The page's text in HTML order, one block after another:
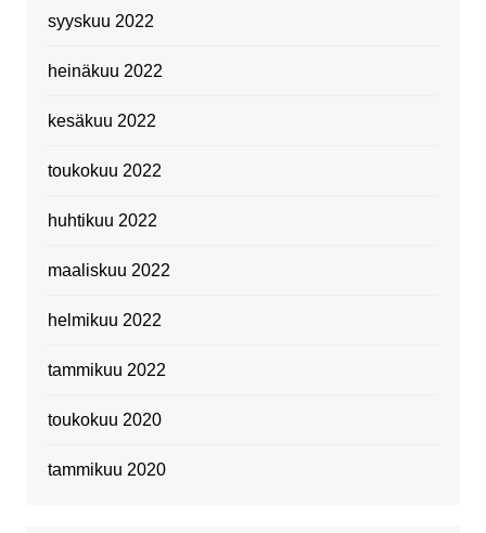
syyskuu 2022
heinäkuu 2022
kesäkuu 2022
toukokuu 2022
huhtikuu 2022
maaliskuu 2022
helmikuu 2022
tammikuu 2022
toukokuu 2020
tammikuu 2020